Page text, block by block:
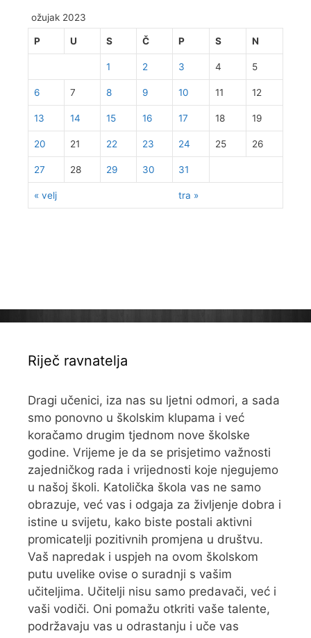
ožujak 2023
P U S Č P S N
« velj tra »
1 2 3 4 5
6 7 8 9 10 11 12
13 14 15 16 17 18 19
20 21 22 23 24 25 26
27 28 29 30 31
Riječ ravnatelja
Dragi učenici, iza nas su ljetni odmori, a sada
smo ponovno u školskim klupama i već
koračamo drugim tjednom nove školske
godine. Vrijeme je da se prisjetimo važnosti
zajedničkog rada i vrijednosti koje njegujemo
u našoj školi. Katolička škola vas ne samo
obrazuje, već vas i odgaja za življenje dobra i
istine u svijetu, kako biste postali aktivni
promicatelji pozitivnih promjena u društvu.
Vaš napredak i uspjeh na ovom školskom
putu uvelike ovise o suradnji s vašim
učiteljima. Učitelji nisu samo predavači, već i
vaši vodiči. Oni pomažu otkriti vaše talente,
podržavaju vas u odrastanju i uče vas